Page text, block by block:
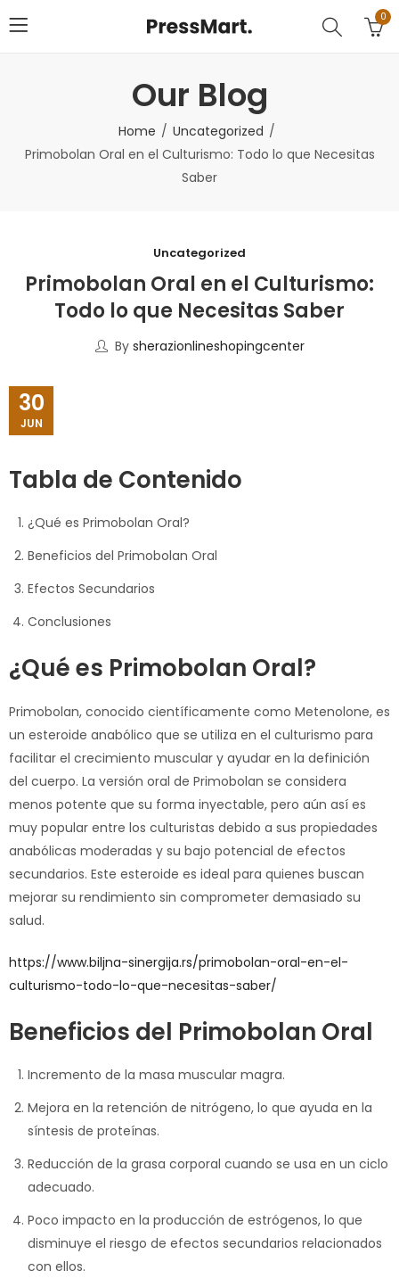
0
Our Blog
Home
Uncategorized
Primobolan Oral en el Culturismo: Todo lo que Necesitas
Saber
Uncategorized
Primobolan Oral en el Culturismo:
Todo lo que Necesitas Saber
By sherazionlineshopingcenter
30
JUN
Tabla de Contenido
¿Qué es Primobolan Oral?
Beneficios del Primobolan Oral
Efectos Secundarios
Conclusiones
¿Qué es Primobolan Oral?
Primobolan, conocido científicamente como Metenolone, es
un esteroide anabólico que se utiliza en el culturismo para
facilitar el crecimiento muscular y ayudar en la definición
del cuerpo. La versión oral de Primobolan se considera
menos potente que su forma inyectable, pero aún así es
muy popular entre los culturistas debido a sus propiedades
anabólicas moderadas y su bajo potencial de efectos
secundarios. Este esteroide es ideal para quienes buscan
mejorar su rendimiento sin comprometer demasiado su
salud.
https://www.biljna-sinergija.rs/primobolan-oral-en-el-
culturismo-todo-lo-que-necesitas-saber/
Beneficios del Primobolan Oral
Incremento de la masa muscular magra.
Mejora en la retención de nitrógeno, lo que ayuda en la
síntesis de proteínas.
Reducción de la grasa corporal cuando se usa en un ciclo
adecuado.
Poco impacto en la producción de estrógenos, lo que
disminuye el riesgo de efectos secundarios relacionados
con ellos.